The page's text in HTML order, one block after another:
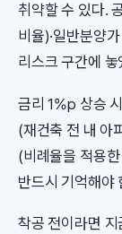
취약할 수 있다.
비율)·일반분양
리스크 구간에
금리 1%p 상승
(재건축 전 내 아
(비례율을 적용
반드시 기억해야
착공 전이라면